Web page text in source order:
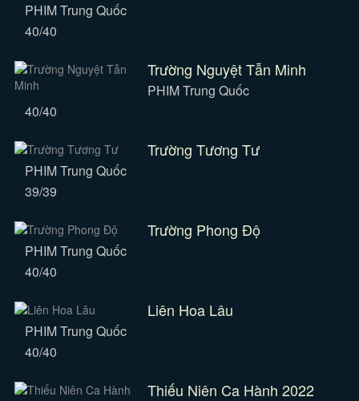
PHIM Trung Quốc
40/40
Trường Nguyệt Tẫn Minh
PHIM Trung Quốc
40/40
Trường Tương Tư
PHIM Trung Quốc
39/39
Trường Phong Độ
PHIM Trung Quốc
40/40
Liên Hoa Lâu
PHIM Trung Quốc
40/40
Thiếu Niên Ca Hành 2022